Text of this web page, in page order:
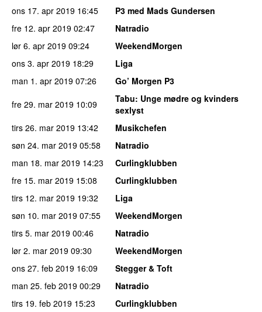
ons 17. apr 2019 16:45
P3 med Mads Gundersen
fre 12. apr 2019 02:47
Natradio
lør 6. apr 2019 09:24
WeekendMorgen
ons 3. apr 2019 18:29
Liga
man 1. apr 2019 07:26
Go’ Morgen P3
fre 29. mar 2019 10:09 Tabu: Unge mødre og kvinders
sexlyst
tirs 26. mar 2019 13:42
Musikchefen
søn 24. mar 2019 05:58
Natradio
man 18. mar 2019 14:23
Curlingklubben
fre 15. mar 2019 15:08
Curlingklubben
tirs 12. mar 2019 19:32
Liga
søn 10. mar 2019 07:55
WeekendMorgen
tirs 5. mar 2019 00:46
Natradio
lør 2. mar 2019 09:30
WeekendMorgen
ons 27. feb 2019 16:09
Stegger & Toft
man 25. feb 2019 00:29
Natradio
tirs 19. feb 2019 15:23 Curlingklubben